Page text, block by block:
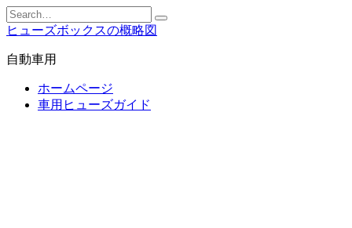
Skip
to
content
Search
for:
ヒューズボックスの概略図
自動車用
ホームページ
車用ヒューズガイド